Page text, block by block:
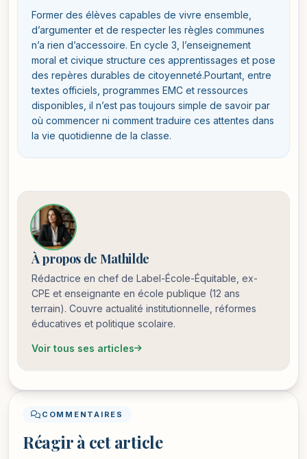
Former des élèves capables de vivre ensemble,
d’argumenter et de respecter les règles communes
n’a rien d’accessoire. En cycle 3, l’enseignement
moral et civique structure ces apprentissages et pose
des repères durables de citoyenneté.Pourtant, entre
textes officiels, programmes EMC et ressources
disponibles, il n’est pas toujours simple de savoir par
où commencer ni comment traduire ces attentes dans
la vie quotidienne de la classe.
À propos de Mathilde
Rédactrice en chef de Label-École-Équitable, ex-
CPE et enseignante en école publique (12 ans
terrain). Couvre actualité institutionnelle, réformes
éducatives et politique scolaire.
Voir tous ses articles
COMMENTAIRES
Réagir à cet article